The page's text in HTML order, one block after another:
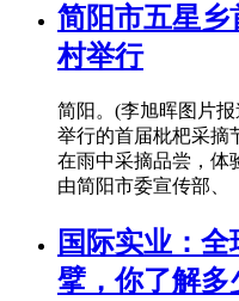
简阳市五星乡
村举行
简阳。(李旭晖图片
举行的首届枇杷采摘
在雨中采摘品尝，体
由简阳市委宣传部、
国际实业：
擘，你了解多